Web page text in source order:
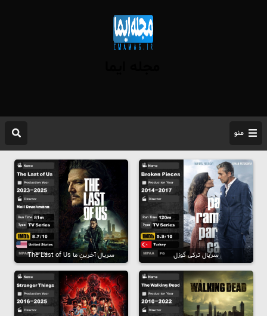
منو
سریال ترکی گوزل سریال آخرینِ ما The Last of Us